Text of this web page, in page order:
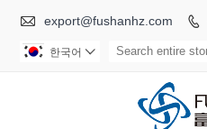
 export@fushanhz.com 
한국어 